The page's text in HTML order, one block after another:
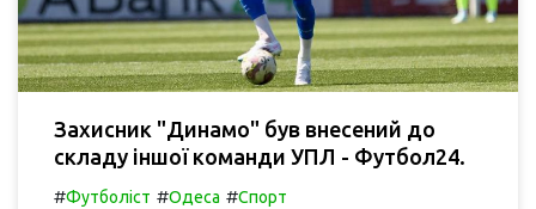
Захисник "Динамо" був внесений до
складу іншої команди УПЛ - Футбол24.
#Футболіст #Одеса #Спорт